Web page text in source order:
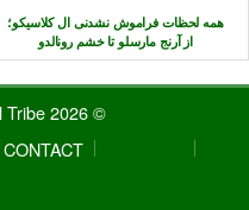
همه لحظات فراموش نشدنی ال کلاسیکو؛
از آرنج مارسلو تا خشم رونالدو
© 2026 Copyright Football Tribe
CONTACT